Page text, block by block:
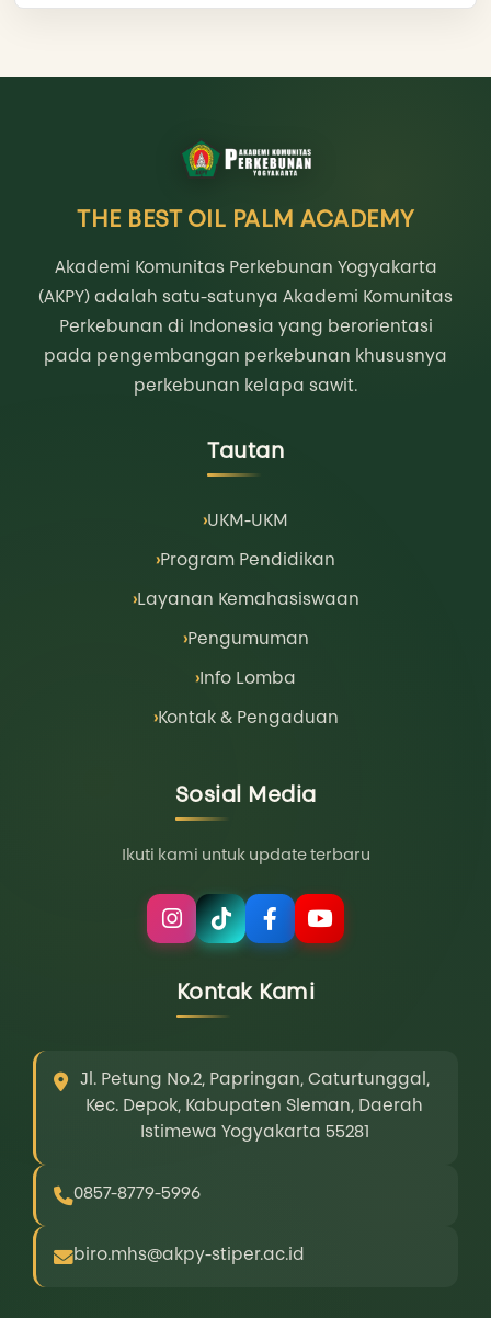
THE BEST OIL PALM ACADEMY
Akademi Komunitas Perkebunan Yogyakarta
(AKPY) adalah satu-satunya Akademi Komunitas
Perkebunan di Indonesia yang berorientasi
pada pengembangan perkebunan khususnya
perkebunan kelapa sawit.
Tautan
UKM-UKM
Program Pendidikan
Layanan Kemahasiswaan
Pengumuman
Info Lomba
Kontak & Pengaduan
Sosial Media
Ikuti kami untuk update terbaru
Kontak Kami
Jl. Petung No.2, Papringan, Caturtunggal,
Kec. Depok, Kabupaten Sleman, Daerah
Istimewa Yogyakarta 55281
0857-8779-5996
biro.mhs@akpy-stiper.ac.id